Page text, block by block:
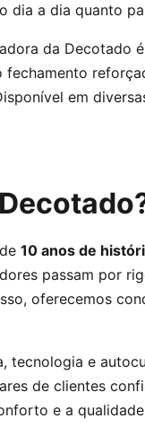
a dia quanto
da Decotado
fechamento
em
10 anos de
passam por
oferecemos
tecnologia e
de clientes
e a